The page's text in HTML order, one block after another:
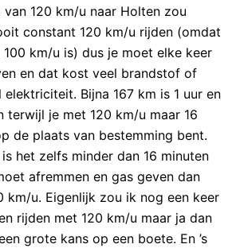
van 120 km/u naar Holten zou
constant 120 km/u rijden (omdat
100 km/u is) dus je moet elke keer
en dat kost veel brandstof of
Bijna 167 km is 1 uur en
terwijl je met 120 km/u maar 16
de plaats van bestemming bent.
het zelfs minder dan 16 minuten
afremmen en gas geven dan
km/u. Eigenlijk zou ik nog een keer
rijden met 120 km/u maar ja dan
grote kans op een boete. En ’s